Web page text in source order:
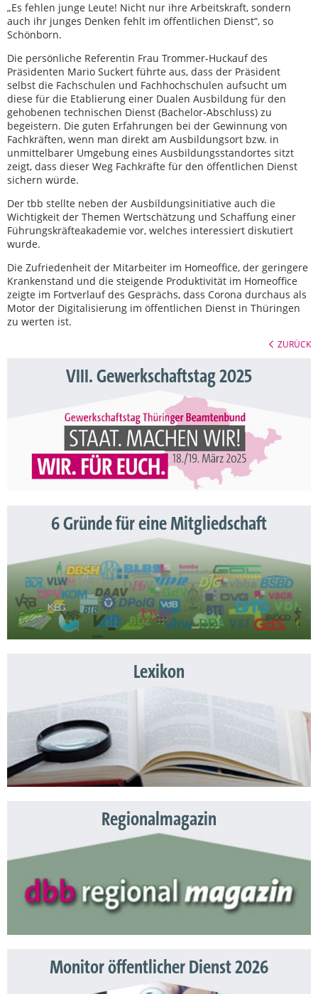
„Es fehlen junge Leute! Nicht nur ihre Arbeitskraft, sondern
auch ihr junges Denken fehlt im öffentlichen Dienst“, so
Schönborn.
Die persönliche Referentin Frau Trommer-Huckauf des
Präsidenten Mario Suckert führte aus, dass der Präsident
selbst die Fachschulen und Fachhochschulen aufsucht um
diese für die Etablierung einer Dualen Ausbildung für den
gehobenen technischen Dienst (Bachelor-Abschluss) zu
begeistern. Die guten Erfahrungen bei der Gewinnung von
Fachkräften, wenn man direkt am Ausbildungsort bzw. in
unmittelbarer Umgebung eines Ausbildungsstandortes sitzt
zeigt, dass dieser Weg Fachkräfte für den öffentlichen Dienst
sichern würde.
Der tbb stellte neben der Ausbildungsinitiative auch die
Wichtigkeit der Themen Wertschätzung und Schaffung einer
Führungskräfteakademie vor, welches interessiert diskutiert
wurde.
Die Zufriedenheit der Mitarbeiter im Homeoffice, der geringere
Krankenstand und die steigende Produktivität im Homeoffice
zeigte im Fortverlauf des Gesprächs, dass Corona durchaus als
Motor der Digitalisierung im öffentlichen Dienst in Thüringen
zu werten ist.
ZURÜCK
VIII. Gewerkschaftstag 2025
6 Gründe für eine Mitgliedschaft
Lexikon
Regionalmagazin
Monitor öffentlicher Dienst 2026